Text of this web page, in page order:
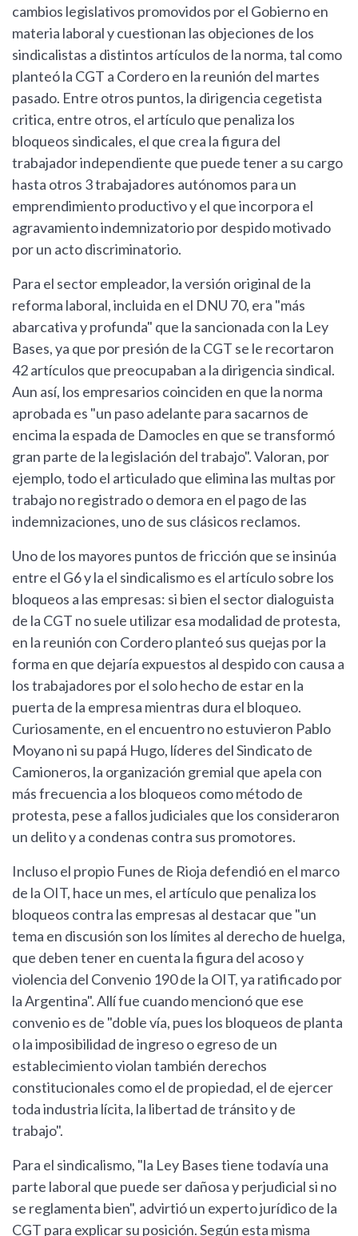
cambios legislativos promovidos por el Gobierno en
materia laboral y cuestionan las objeciones de los
sindicalistas a distintos artículos de la norma, tal como
planteó la CGT a Cordero en la reunión del martes
pasado. Entre otros puntos, la dirigencia cegetista
critica, entre otros, el artículo que penaliza los
bloqueos sindicales, el que crea la figura del
trabajador independiente que puede tener a su cargo
hasta otros 3 trabajadores autónomos para un
emprendimiento productivo y el que incorpora el
agravamiento indemnizatorio por despido motivado
por un acto discriminatorio.
Para el sector empleador, la versión original de la
reforma laboral, incluida en el DNU 70, era "más
abarcativa y profunda" que la sancionada con la Ley
Bases, ya que por presión de la CGT se le recortaron
42 artículos que preocupaban a la dirigencia sindical.
Aun así, los empresarios coinciden en que la norma
aprobada es "un paso adelante para sacarnos de
encima la espada de Damocles en que se transformó
gran parte de la legislación del trabajo". Valoran, por
ejemplo, todo el articulado que elimina las multas por
trabajo no registrado o demora en el pago de las
indemnizaciones, uno de sus clásicos reclamos.
Uno de los mayores puntos de fricción que se insinúa
entre el G6 y la el sindicalismo es el artículo sobre los
bloqueos a las empresas: si bien el sector dialoguista
de la CGT no suele utilizar esa modalidad de protesta,
en la reunión con Cordero planteó sus quejas por la
forma en que dejaría expuestos al despido con causa a
los trabajadores por el solo hecho de estar en la
puerta de la empresa mientras dura el bloqueo.
Curiosamente, en el encuentro no estuvieron Pablo
Moyano ni su papá Hugo, líderes del Sindicato de
Camioneros, la organización gremial que apela con
más frecuencia a los bloqueos como método de
protesta, pese a fallos judiciales que los consideraron
un delito y a condenas contra sus promotores.
Incluso el propio Funes de Rioja defendió en el marco
de la OIT, hace un mes, el artículo que penaliza los
bloqueos contra las empresas al destacar que "un
tema en discusión son los límites al derecho de huelga,
que deben tener en cuenta la figura del acoso y
violencia del Convenio 190 de la OIT, ya ratificado por
la Argentina". Allí fue cuando mencionó que ese
convenio es de "doble vía, pues los bloqueos de planta
o la imposibilidad de ingreso o egreso de un
establecimiento violan también derechos
constitucionales como el de propiedad, el de ejercer
toda industria lícita, la libertad de tránsito y de
trabajo".
Para el sindicalismo, "la Ley Bases tiene todavía una
parte laboral que puede ser dañosa y perjudicial si no
se reglamenta bien", advirtió un experto jurídico de la
CGT para explicar su posición. Según esta misma